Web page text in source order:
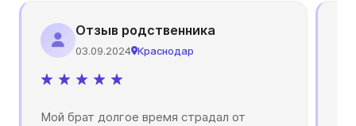
Отзыв родственника
03.09.2024 Краснодар
Мой брат долгое время страдал от